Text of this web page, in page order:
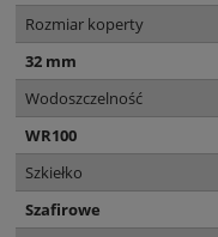
Rozmiar koperty
32 mm
Wodoszczelność
WR100
Szkiełko
Szafirowe